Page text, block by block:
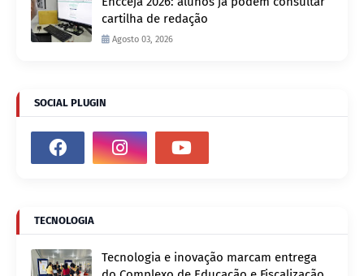
cartilha de redação
Agosto 03, 2026
SOCIAL PLUGIN
TECNOLOGIA
Tecnologia e inovação marcam entrega